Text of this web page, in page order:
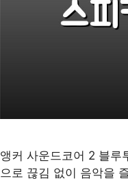
앵커 사운드코어 2 블루
으로 끊김 없이 음악을